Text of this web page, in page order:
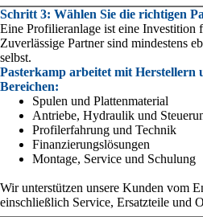
Schritt 3: Wählen Sie die richtigen
Eine Profilieranlage ist eine Investition
Zuverlässige Partner sind mindestens
selbst.
Pasterkamp arbeitet mit Herstellern
Bereichen:
Spulen und Plattenmaterial
Antriebe, Hydraulik und
Profilerfahrung und Technik
Finanzierungslösungen
Montage, Service und Schulung
Wir unterstützen unsere Kunden vom
einschließlich Service, Ersatzteile und